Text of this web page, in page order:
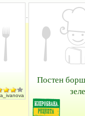
Постен
зеле